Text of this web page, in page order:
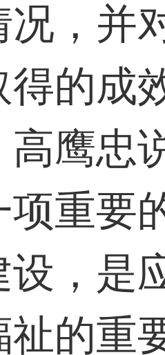
况，并
得的成
高鹰忠
项重要
设，是
祉的重